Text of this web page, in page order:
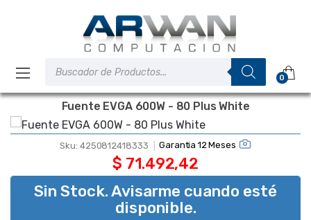
0
Fuente EVGA 600W - 80 Plus White
Sku: 4250812418333 Garantia 12 Meses
$ 71.492,42
Sin Stock. Avisarme cuando esté
disponible.